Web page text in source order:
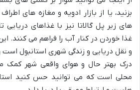
بزنید، یا از بازار ادویه و مغازه های
های زیر پل گالاتا نیز با غذاهای دریایی
غذا خوردن در کنار آب را فراهم می کنند.
و نقل دریایی و زندگی شهری استانبول است
درک بهتر حال و هوای واقعی شهر کمک
محلی است که می توانید حس کنید